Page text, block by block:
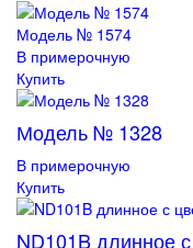
Модель № 1574
В примерочную
Купить
Модель № 1328
В примерочную
Купить
ND101B длинное